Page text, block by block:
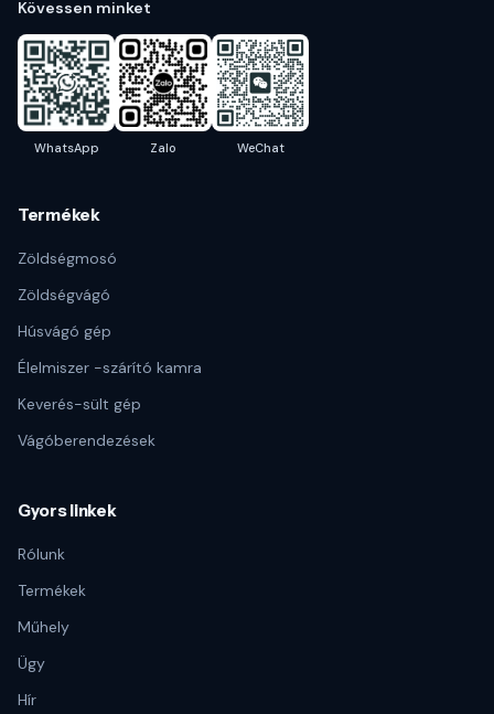
Kövessen minket
WhatsApp Zalo WeChat
Termékek
Zöldségmosó
Zöldségvágó
Húsvágó gép
Élelmiszer -szárító kamra
Keverés-sült gép
Vágóberendezések
Gyors linkek
Rólunk
Termékek
Műhely
Ügy
Hír